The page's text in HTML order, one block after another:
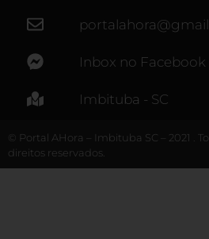
Inbox no Facebook
Imbituba - SC
© Portal AHora – Imbituba SC – 2021 .
direitos reservados.